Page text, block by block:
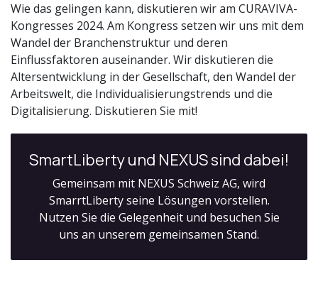
Wie das gelingen kann, diskutieren wir am CURAVIVA-
Kongresses 2024. Am Kongress setzen wir uns mit dem
Wandel der Branchenstruktur und deren
Einflussfaktoren auseinander. Wir diskutieren die
Altersentwicklung in der Gesellschaft, den Wandel der
Arbeitswelt, die Individualisierungstrends und die
Digitalisierung. Diskutieren Sie mit!
SmartLiberty und NEXUS sind dabei!
Gemeinsam mit NEXUS Schweiz AG, wird
SmarrtLiberty seine Lösungen vorstellen.
Nutzen Sie die Gelegenheit und besuchen Sie
uns an unserem gemeinsamen Stand.